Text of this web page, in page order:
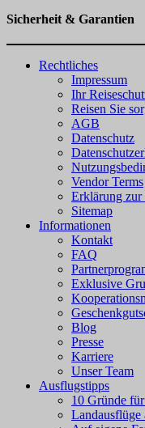
Sicherheit & Garantien
Rechtliches
Impressum
Ihr
Reisen Sie
AGB
Datenschutz
Vendor Terms
Erklärung
Sitemap
Informationen
Kontakt
FAQ
Exklusive
Blog
Presse
Karriere
Unser Team
Ausflugstipps
10 Gründe
Landausflüge